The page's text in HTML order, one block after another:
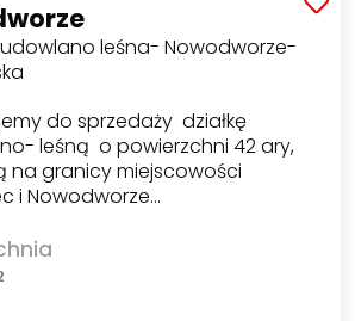
leśna- Nowodworze-
do sprzedaży działkę
leśną o powierzchni 42 ary,
na granicy miejscowości
i Nowodworze…